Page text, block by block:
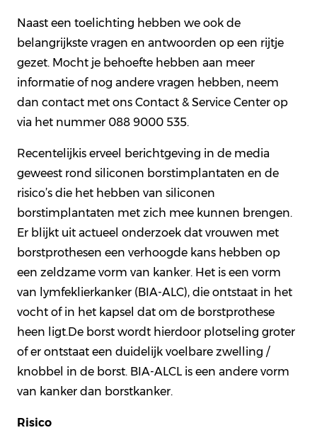
Naast een toelichting hebben we ook de
belangrijkste vragen en antwoorden op een rijtje
gezet. Mocht je behoefte hebben aan meer
informatie of nog andere vragen hebben, neem
dan contact met ons Contact & Service Center op
via het nummer 088 9000 535.
Recentelijkis erveel berichtgeving in de media
geweest rond siliconen borstimplantaten en de
risico’s die het hebben van siliconen
borstimplantaten met zich mee kunnen brengen.
Er blijkt uit actueel onderzoek dat vrouwen met
borstprothesen een verhoogde kans hebben op
een zeldzame vorm van kanker. Het is een vorm
van lymfeklierkanker (BIA-ALC), die ontstaat in het
vocht of in het kapsel dat om de borstprothese
heen ligt.De borst wordt hierdoor plotseling groter
of er ontstaat een duidelijk voelbare zwelling /
knobbel in de borst. BIA-ALCL is een andere vorm
van kanker dan borstkanker.
Risico